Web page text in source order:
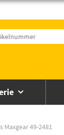
Maxgear 49-2481